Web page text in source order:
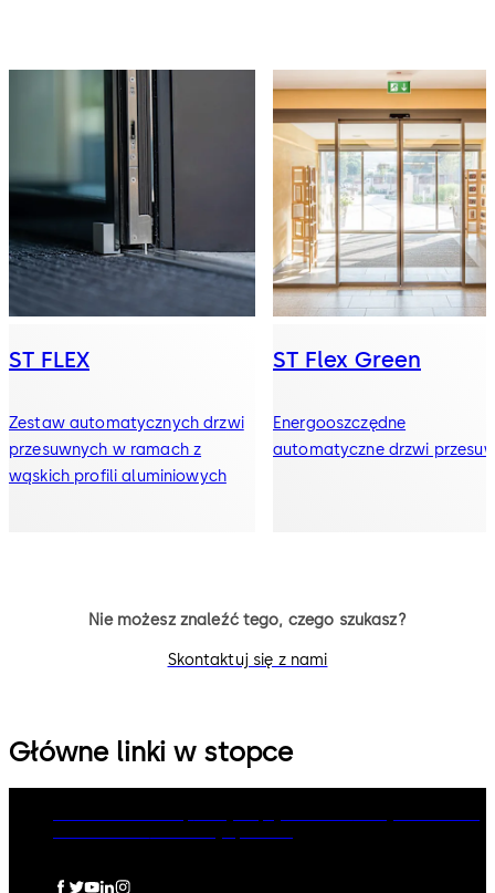
ST FLEX
Zestaw automatycznych drzwi
przesuwnych w ramach z
wąskich profili aluminiowych
ST Flex Green
Energooszczędne
automatyczne drzwi
Nie możesz znaleźć tego, czego szukasz?
Skontaktuj się z nami
Główne linki w stopce